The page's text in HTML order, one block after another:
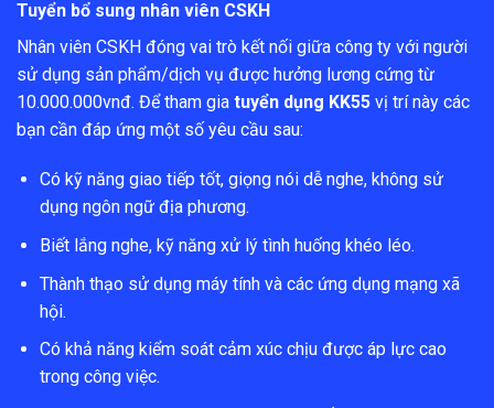
Tuyển bổ sung nhân viên CSKH
Nhân viên CSKH đóng vai trò kết nối giữa công ty với người
sử dụng sản phẩm/dịch vụ được hưởng lương cứng từ
10.000.000vnđ. Để tham gia tuyển dụng KK55 vị trí này các
bạn cần đáp ứng một số yêu cầu sau:
Có kỹ năng giao tiếp tốt, giọng nói dễ nghe, không sử
dụng ngôn ngữ địa phương.
Biết lắng nghe, kỹ năng xử lý tình huống khéo léo.
Thành thạo sử dụng máy tính và các ứng dụng mạng xã
hội.
Có khả năng kiểm soát cảm xúc chịu được áp lực cao
trong công việc.